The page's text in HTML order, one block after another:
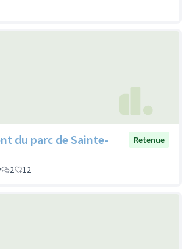
du parc de Sainte-
Retenue
2 12